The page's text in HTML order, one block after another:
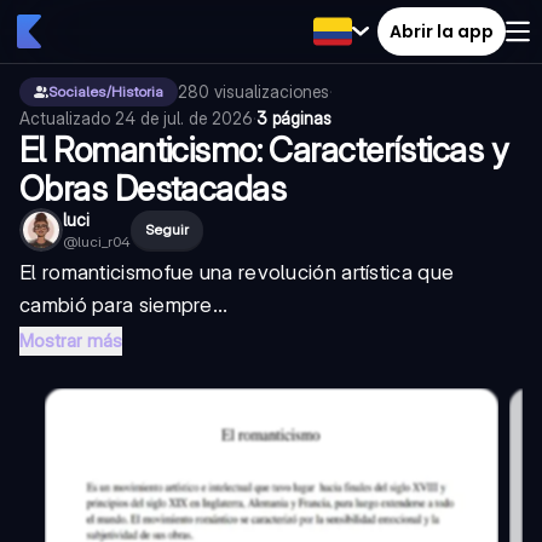
Abrir la app
Sociales/Historia 280 visualizaciones·
Actualizado 24 de jul. de 2026·3 páginas
El Romanticismo: Características y
Obras Destacadas
luci
@luci_r04
Seguir
El romanticismofue una revolución artística que
cambió para siempre...
Mostrar más